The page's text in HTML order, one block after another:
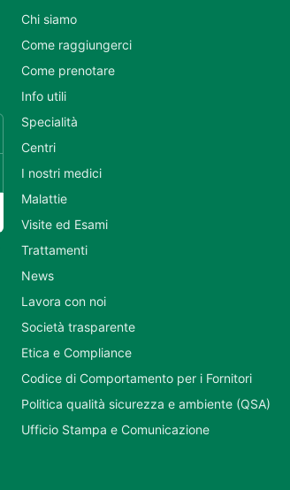
Chi siamo
Come raggiungerci
Come prenotare
Info utili
Specialità
Centri
I nostri medici
Malattie
Visite ed Esami
Trattamenti
News
Lavora con noi
Società trasparente
Etica e Compliance
Codice di Comportamento per i Fornitori
Politica qualità sicurezza e ambiente (QSA)
Ufficio Stampa e Comunicazione